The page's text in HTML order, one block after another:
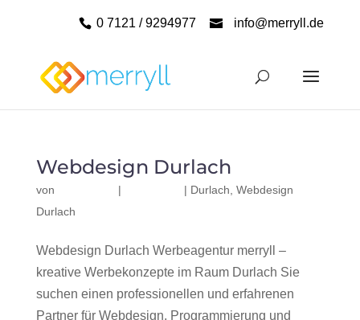
0 7121 / 9294977 info@merryll.de
Webdesign Durlach
von | | Durlach Webdesign
Durlach
Webdesign Durlach Werbeagentur merryll –
kreative Werbekonzepte im Raum Durlach Sie
suchen einen professionellen und erfahrenen
Partner für Webdesign, Programmierung und